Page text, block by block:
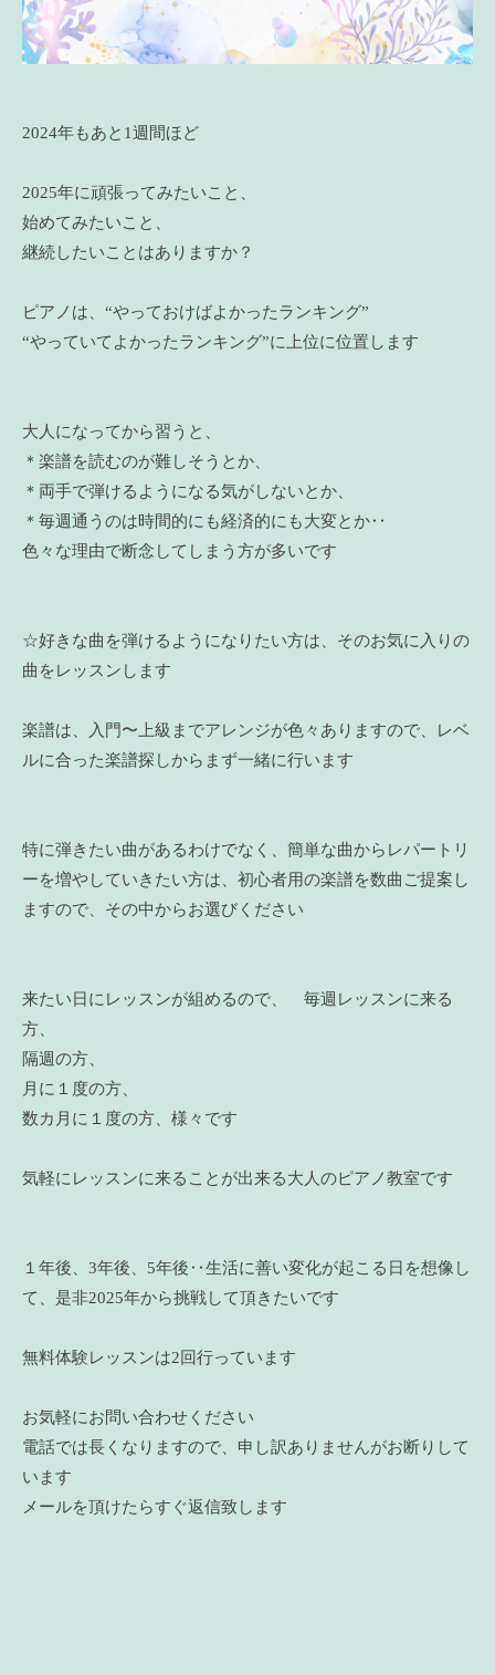
2024年もあと1週間ほど
2025年に頑張ってみたいこと、
始めてみたいこと、
継続したいことはありますか？
ピアノは、“やっておけばよかったランキング”
“やっていてよかったランキング”に上位に位置します
大人になってから習うと、
＊楽譜を読むのが難しそうとか、
＊両手で弾けるようになる気がしないとか、
＊毎週通うのは時間的にも経済的にも大変とか‥
色々な理由で断念してしまう方が多いです
☆好きな曲を弾けるようになりたい方は、そのお気に入りの
曲をレッスンします
楽譜は、入門〜上級までアレンジが色々ありますので、レベ
ルに合った楽譜探しからまず一緒に行います
特に弾きたい曲があるわけでなく、簡単な曲からレパートリ
ーを増やしていきたい方は、初心者用の楽譜を数曲ご提案し
ますので、その中からお選びください
来たい日にレッスンが組めるので、 毎週レッスンに来る
方、
隔週の方、
月に１度の方、
数カ月に１度の方、様々です
気軽にレッスンに来ることが出来る大人のピアノ教室です
１年後、3年後、5年後‥生活に善い変化が起こる日を想像し
て、是非2025年から挑戦して頂きたいです
無料体験レッスンは2回行っています
お気軽にお問い合わせください
電話では長くなりますので、申し訳ありませんがお断りして
います
メールを頂けたらすぐ返信致します